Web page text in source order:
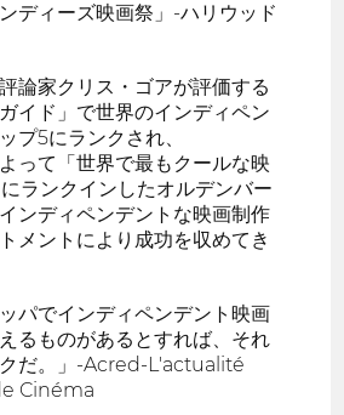
ディーズ映画祭」-ハリウッド
論家クリス・ゴアが評価する
イド」で世界のインディペン
プ5にランクされ、
って「世界で最もクールな映
ランクインしたオルデンバー
ンディペンデントな映画制作
メントにより成功を収めてき
パでインディペンデント映画
るものがあるとすれば、それ
だ。」-Acred-L'actualité
Cinéma